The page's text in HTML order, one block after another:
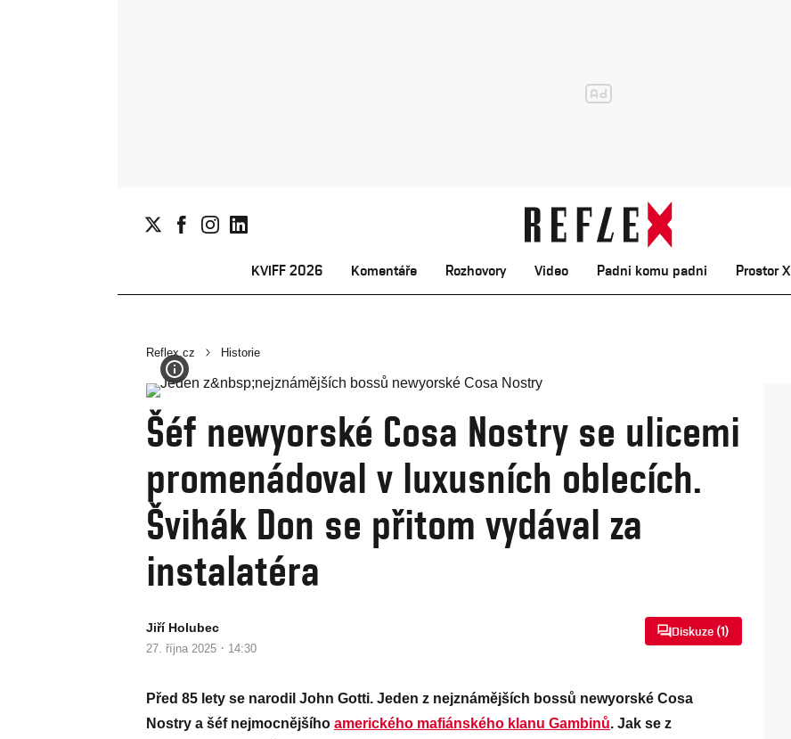
KVIFF 2026 Komentáře Rozhovory Video Padni komu padni Prostor X
Reflex.cz Historie
Šéf newyorské Cosa Nostry se ulicemi
promenádoval v luxusních oblecích.
Švihák Don se přitom vydával za
instalatéra
Jiří Holubec
27. října 2025 · 14:30
Diskuze (1)
Před 85 lety se narodil John Gotti. Jeden z nejznámějších bossů newyorské Cosa
Nostry a šéf nejmocnějšího amerického mafiánského klanu Gambinů. Jak se z